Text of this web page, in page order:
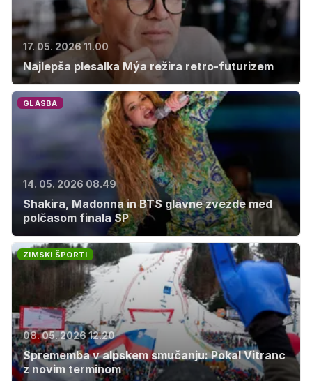
17. 05. 2026 11.00
Najlepša plesalka Mýa režira retro-futurizem
GLASBA
14. 05. 2026 08.49
Shakira, Madonna in BTS glavne zvezde med
polčasom finala SP
ZIMSKI ŠPORTI
08. 05. 2026 12.20
Sprememba v alpskem smučanju: Pokal Vitranc
z novim terminom